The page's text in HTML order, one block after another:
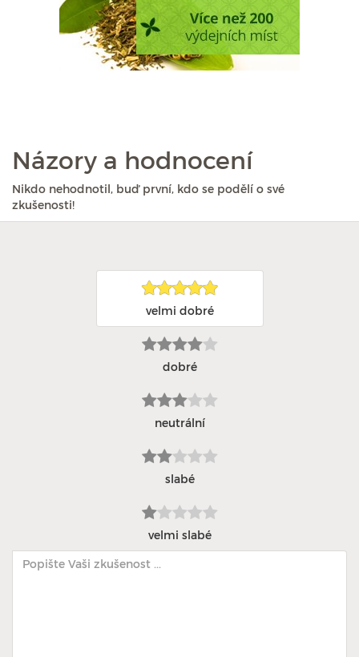
Názory a hodnocení
Nikdo nehodnotil, buď první, kdo se podělí o své
zkušenosti!
velmi dobré
dobré
neutrální
slabé
velmi slabé